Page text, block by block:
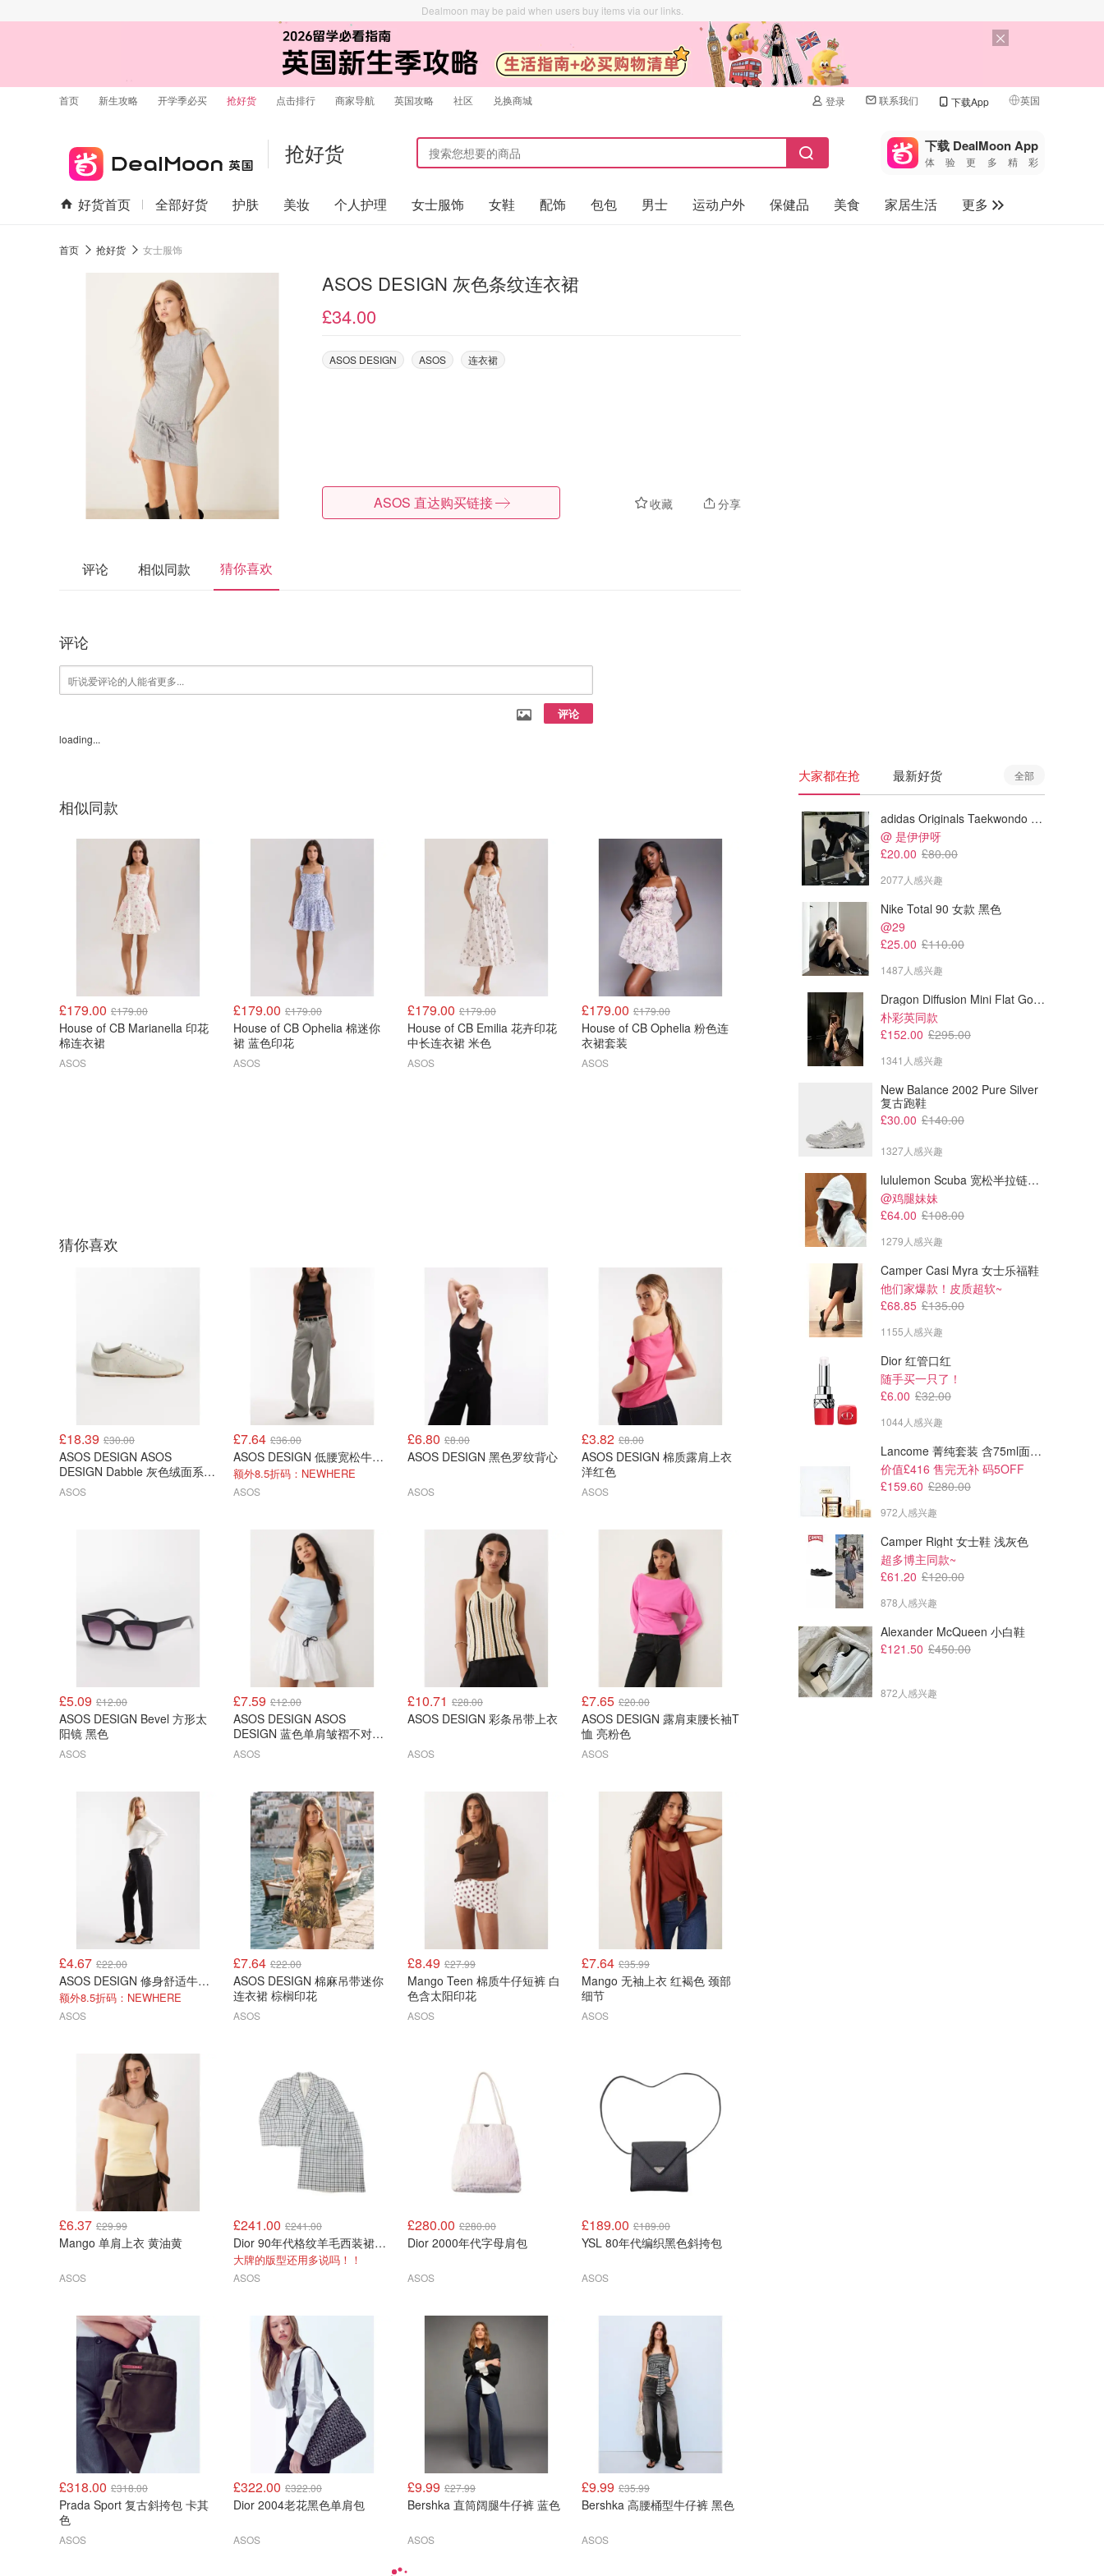
Dealmoon may be paid when users buy items via our links.
首页 新生攻略 开学季必买 抢好货 点击排行 商家导航 英国攻略 社区 兑换商城 登录 联系我们 下载App 英国
🇺🇸
🇨🇳 中国
🇨🇦加拿大
抢好货 下载 DealMoon App
体验更多精彩
好货首页 全部好货 护肤 美妆 个人护理 女士服饰 女鞋 配饰 包包 男士 运动户外 保健品 美食 家居生活
更多
首页 抢好货 女士服饰
ASOS DESIGN 灰色条纹连衣裙
£34.00
ASOS DESIGN ASOS 连衣裙
收藏 分享
ASOS 直达购买链接
评论 相似同款 猜你喜欢
评论
评论
loading...
相似同款
£179.00 £179.00
House of CB Marianella 印花
棉连衣裙
ASOS
£179.00 £179.00
House of CB Ophelia 棉迷你
裙 蓝色印花
ASOS
£179.00 £179.00
House of CB Emilia 花卉印花
中长连衣裙 米色
ASOS
£179.00 £179.00
House of CB Ophelia 粉色连
衣裙套装
ASOS
£219.00
House of CB Amaya 镂空中长
连衣裙 米色
£179.00
House of CB Ophelia 棉质连
衣裙 白色
ASOS
猜你喜欢
£18.39 £30.00
ASOS DESIGN ASOS
DESIGN Dabble 灰色绒面系带
休闲鞋
ASOS
£7.64 £36.00
ASOS DESIGN 低腰宽松牛仔裤 洗水鼠尾草色
额外8.5折码：NEWHERE
ASOS
£6.80 £8.00
ASOS DESIGN 黑色罗纹背心
ASOS
£3.82 £8.00
ASOS DESIGN 棉质露肩上衣
洋红色
ASOS
£5.09 £12.00
ASOS DESIGN Bevel 方形太
阳镜 黑色
ASOS
£7.59 £12.00
ASOS DESIGN ASOS
DESIGN 蓝色单肩皱褶不对称
上衣
ASOS
£10.71 £28.00
ASOS DESIGN 彩条吊带上衣
ASOS
£7.65 £20.00
ASOS DESIGN 露肩束腰长袖T
恤 亮粉色
ASOS
£4.67 £22.00
ASOS DESIGN 修身舒适牛仔裤 水洗黑色
额外8.5折码：NEWHERE
ASOS
£7.64 £22.00
ASOS DESIGN 棉麻吊带迷你
连衣裙 棕榈印花
ASOS
£8.49 £27.99
Mango Teen 棉质牛仔短裤 白
色含太阳印花
ASOS
£7.64 £35.99
Mango 无袖上衣 红褐色 颈部
细节
ASOS
£6.37 £29.99
Mango 单肩上衣 黄油黄
ASOS
£241.00 £241.00
Dior 90年代格纹羊毛西装裙套装 S码
大牌的版型还用多说吗！！
ASOS
£280.00 £280.00
Dior 2000年代字母肩包
ASOS
£189.00 £189.00
YSL 80年代编织黑色斜挎包
ASOS
£318.00 £318.00
Prada Sport 复古斜挎包 卡其
色
ASOS
£322.00 £322.00
Dior 2004老花黑色单肩包
ASOS
£9.99 £27.99
Bershka 直筒阔腿牛仔裤 蓝色
ASOS
£9.99 £35.99
Bershka 高腰桶型牛仔裤 黑色
ASOS
大家都在抢 最新好货 全部
adidas Originals Taekwondo 女款黑色运动鞋
@ 是伊伊呀
£20.00 £80.00
2077人感兴趣
Nike Total 90 女款 黑色
@29
£25.00 £110.00
1487人感兴趣
Dragon Diffusion Mini Flat Gora 深棕色手提包
朴彩英同款
£152.00 £295.00
1341人感兴趣
New Balance 2002 Pure Silver
复古跑鞋
£30.00 £140.00
1327人感兴趣
lululemon Scuba 宽松半拉链卫衣
@鸡腿妹妹
£64.00 £108.00
1279人感兴趣
Camper Casi Myra 女士乐福鞋
他们家爆款！皮质超软~
£68.85 £135.00
1155人感兴趣
Dior 红管口红
随手买一只了！
£6.00 £32.00
1044人感兴趣
Lancome 菁纯套装 含75ml面霜+5ml精华+5ml眼霜
价值£416 售完无补 码5OFF
£159.60 £280.00
972人感兴趣
Camper Right 女士鞋 浅灰色
超多博主同款~
£61.20 £120.00
878人感兴趣
Alexander McQueen 小白鞋
£121.50 £450.00
872人感兴趣